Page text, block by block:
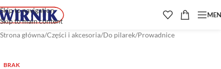
Skip to navigation
Skip to main content
Strona główna/Części i akcesoria/Do pilarek/Prowadnice
BRAK